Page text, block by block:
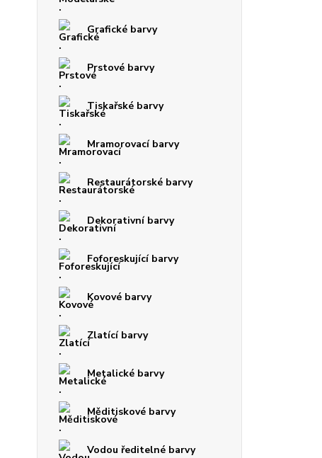
Grafické barvy
Prstové barvy
Tiskařské barvy
Mramorovací barvy
Restaurátorské barvy
Dekorativní barvy
Foforeskující barvy
Kovové barvy
Zlatící barvy
Metalické barvy
Měditiskové barvy
Vodou ředitelné barvy